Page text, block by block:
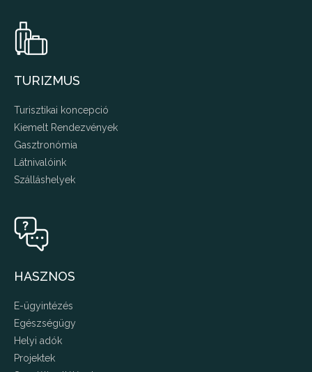
TURIZMUS
Turisztikai koncepció
Kiemelt Rendezvények
Gasztronómia
Látnivalóink
Szálláshelyek
HASZNOS
E-ügyintézés
Egészségügy
Helyi adók
Projektek